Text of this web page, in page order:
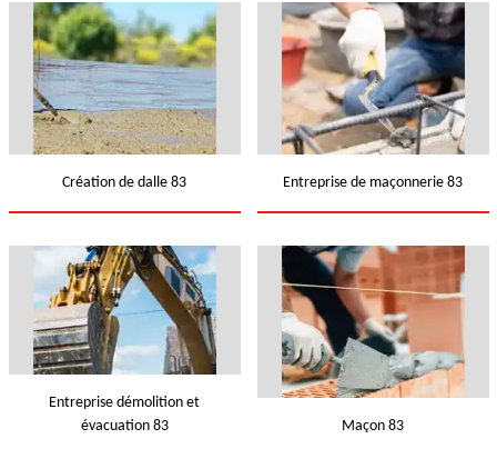
Création de dalle 83 Entreprise de maçonnerie 83
Entreprise démolition et
évacuation 83
Maçon 83